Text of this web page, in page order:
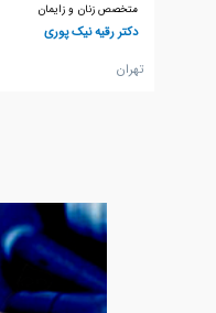
متخصص زنان و زایمان
دکتر رقیه نیک پوری
تهران